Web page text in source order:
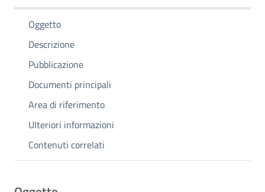
Oggetto
Descrizione
Pubblicazione
Documenti principali
Area di riferimento
Ulteriori informazioni
Contenuti correlati